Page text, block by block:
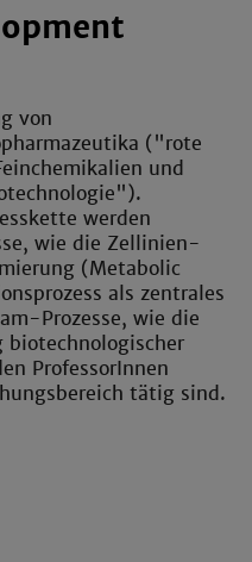
von
("rote
und
werden
wie die Zellinien-
(Metabolic
als zentrales
Prozesse, wie die
biotechnologischer
ProfessorInnen
tätig sind.